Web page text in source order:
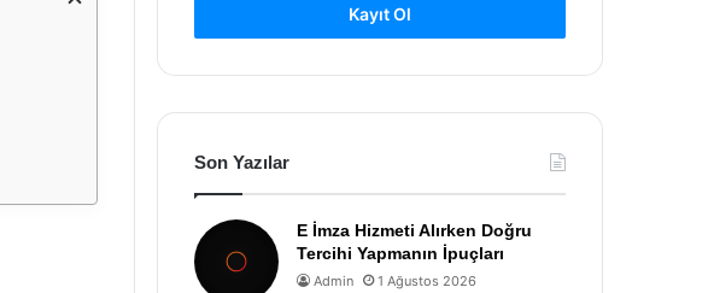
Kayıt Ol
Son Yazılar
E İmza Hizmeti Alırken Doğru
Tercihi Yapmanın İpuçları
Admin 1 Ağustos 2026